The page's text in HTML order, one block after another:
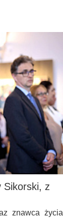
Sikorski, z
znawca życia